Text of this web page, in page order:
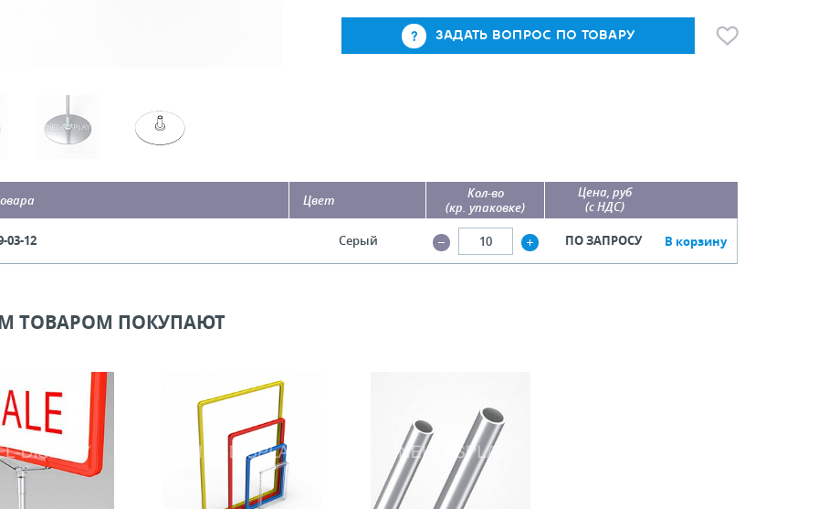
ЗАДАТЬ ВОПРОС ПО ТОВАРУ
Цвет
Кол-во
(кр. упаковке)
Цена, руб
(с НДС)
03-12 Серый ПО ЗАПРОСУ В корзину
ТОВАРОМ ПОКУПАЮТ